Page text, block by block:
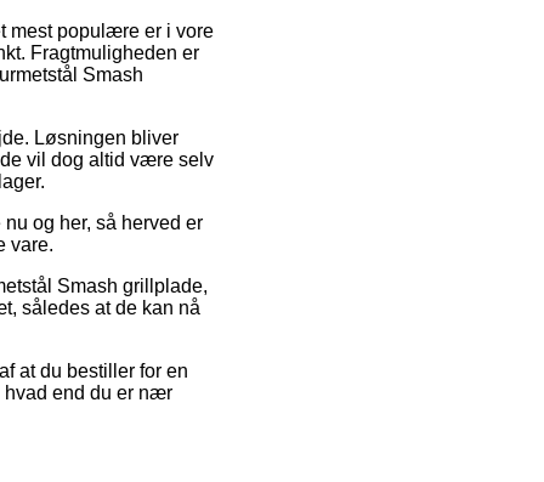
mest populære er i vore
Fragtmuligheden er
Smash
Løsningen bliver
vil dog altid være selv
og her, så herved er
vare.
Smash grillplade,
således at de kan nå
at du bestiller for en
hvad end du er nær